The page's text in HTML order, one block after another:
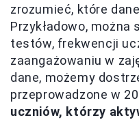
zrozumieć, które
Przykładowo,
testów, frekwencji
zaangażowaniu w
dane, możemy
przeprowadzone w
uczniów, którzy